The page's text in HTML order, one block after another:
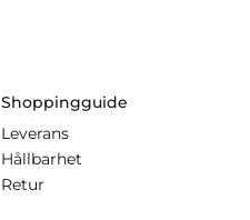
Shoppingguide
Leverans
Hållbarhet
Retur